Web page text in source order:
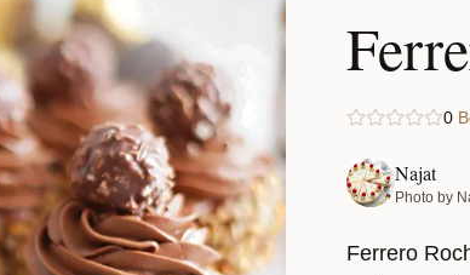
0
Najat
Photo by
Ferrero